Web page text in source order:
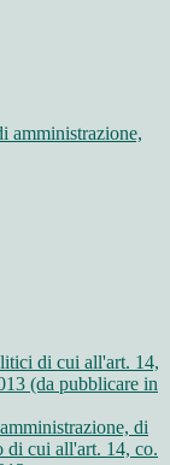
amministrazione,
di cui all'art. 14,
(da pubblicare in
di
di cui all'art. 14, co.